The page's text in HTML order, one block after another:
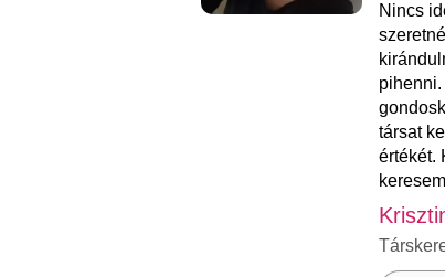
Nincs
társat
értékét.